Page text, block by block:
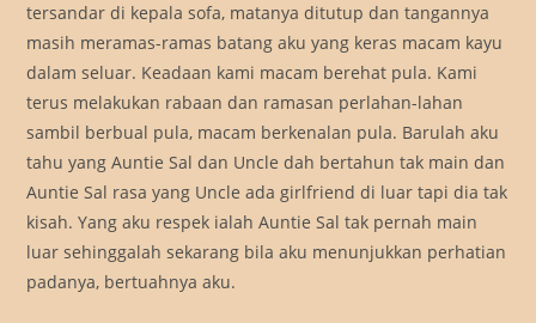
tersandar di kepala sofa, matanya ditutup dan tangannya
masih meramas-ramas batang aku yang keras macam kayu
dalam seluar. Keadaan kami macam berehat pula. Kami
terus melakukan rabaan dan ramasan perlahan-lahan
sambil berbual pula, macam berkenalan pula. Barulah aku
tahu yang Auntie Sal dan Uncle dah bertahun tak main dan
Auntie Sal rasa yang Uncle ada girlfriend di luar tapi dia tak
kisah. Yang aku respek ialah Auntie Sal tak pernah main
luar sehinggalah sekarang bila aku menunjukkan perhatian
padanya, bertuahnya aku.